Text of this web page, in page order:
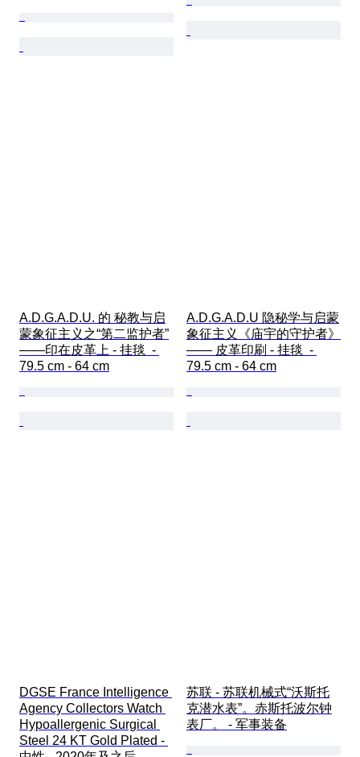
A.D.G.A.D.U. 的 秘教与启
蒙象征主义之“第二监护者”
——印在皮革上 - 挂毯  -
79.5 cm - 64 cm
A.D.G.A.D.U 隐秘学与启蒙
象征主义《庙宇的守护者》
—— 皮革印刷 - 挂毯  -
79.5 cm - 64 cm
DGSE France Intelligence
Agency Collectors Watch
Hypoallergenic Surgical
Steel 24 KT Gold Plated -
苏联 - 苏联机械式“沃斯托
克潜水表”。赤斯托波尔钟
表厂。 - 军事装备